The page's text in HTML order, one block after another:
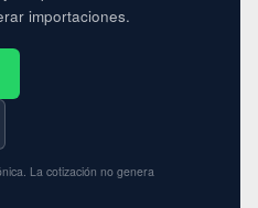
importaciones.
La cotización no genera